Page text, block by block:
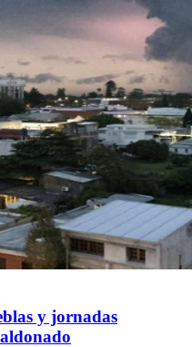
y jornadas